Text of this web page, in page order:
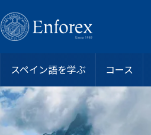
スペイン語を学ぶ コース
目的地
スペイン
ラテンアメリカ
スペイン語コース
インテンシブコース
サマーキャンプ
サマーキャンプ
アリカンテ
バルセロナビーチ
ホストファミリー
学生寮
なぜEnforexを選ぶのか？
認定